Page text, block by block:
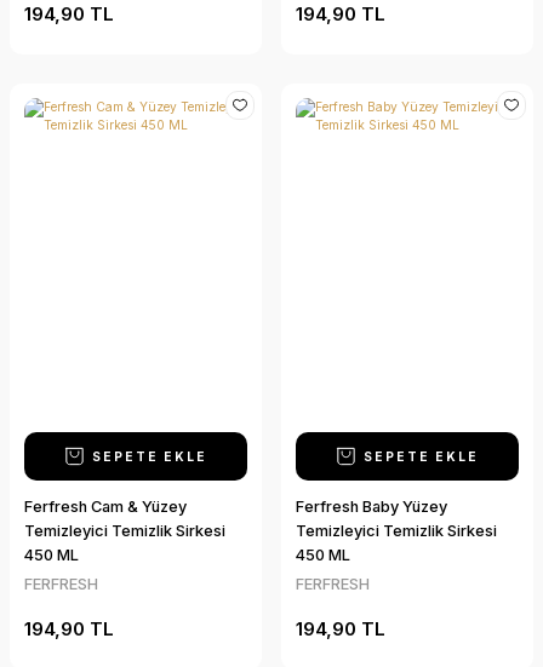
194,90 TL 194,90 TL
SEPETE EKLE
Ferfresh Cam & Yüzey
Temizleyici Temizlik Sirkesi
450 ML
FERFRESH
194,90 TL
SEPETE EKLE
Ferfresh Baby Yüzey
Temizleyici Temizlik Sirkesi
450 ML
FERFRESH
194,90 TL